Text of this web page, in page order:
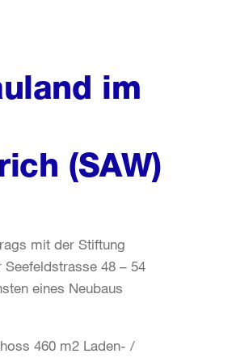
im
(SAW)
mit der Stiftung
48 – 54
eines Neubaus
460 m2 Laden- /